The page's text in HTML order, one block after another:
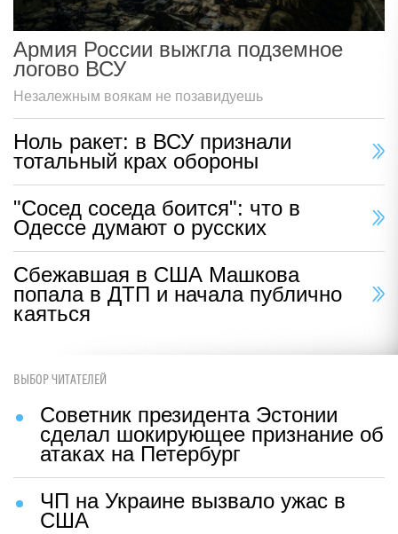
Армия России выжгла подземное
логово ВСУ
Незалежным воякам не позавидуешь
Ноль ракет: в ВСУ признали
тотальный крах обороны
"Сосед соседа боится": что в
Одессе думают о русских
Сбежавшая в США Машкова
попала в ДТП и начала публично
каяться
ВЫБОР ЧИТАТЕЛЕЙ
Советник президента Эстонии
сделал шокирующее признание об
атаках на Петербург
ЧП на Украине вызвало ужас в
США